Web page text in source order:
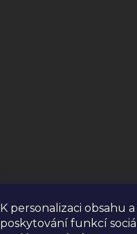
K personalizaci obsahu
poskytování funkcí